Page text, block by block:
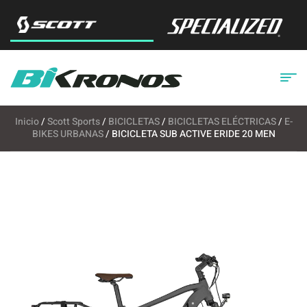
Inicio/Scott Sports/ BICICLETAS/ BICICLETAS ELÉCTRICAS/ E-
BIKES URBANAS/ BICICLETA SUB ACTIVE ERIDE 20 MEN